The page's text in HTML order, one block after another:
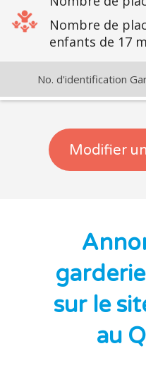
Nombre de
enfants de 17
No. d'identification
Modifier
sur le
au